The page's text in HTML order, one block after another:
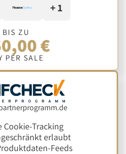
+ 1
BIS ZU
€
PER SALE
Cookie-Tracking
erlaubt
Feeds